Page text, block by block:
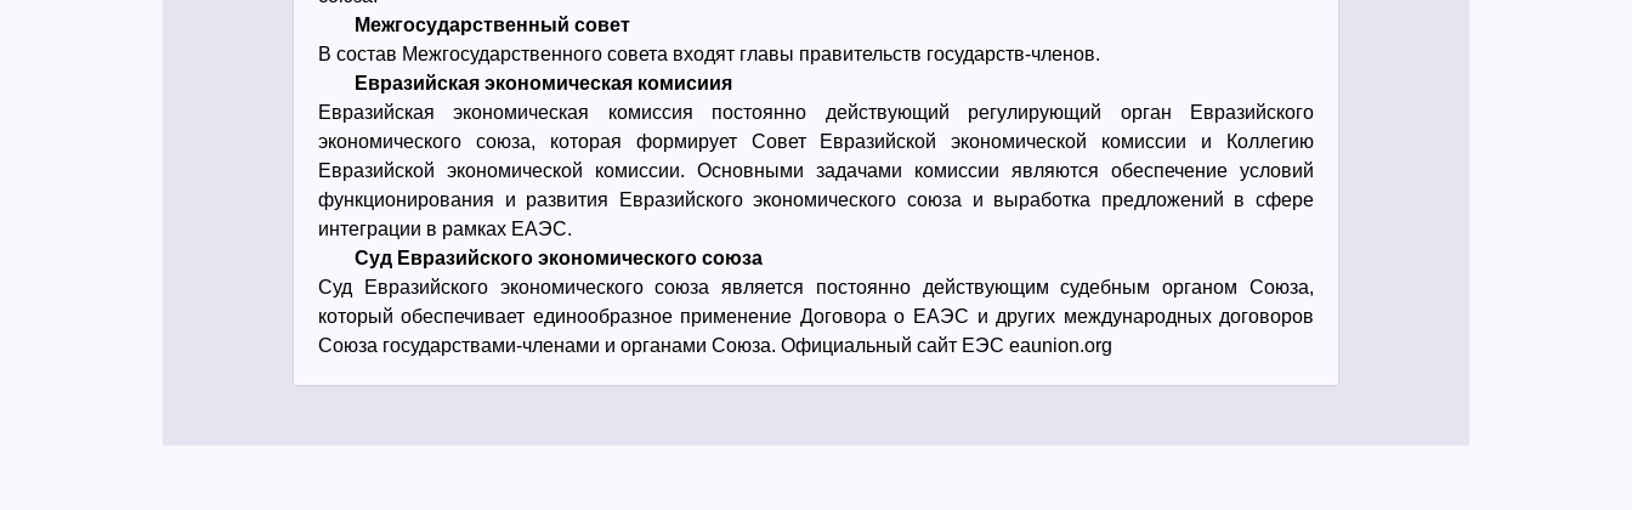
Межгосударственный совет
В состав Межгосударственного совета входят главы правительств государств-членов.
Евразийская экономическая комисиия
Евразийская экономическая комиссия постоянно действующий регулирующий орган Евразийского
экономического союза, которая формирует Совет Евразийской экономической комиссии и Коллегию
Евразийской экономической комиссии. Основными задачами комиссии являются обеспечение условий
функционирования и развития Евразийского экономического союза и выработка предложений в сфере
интеграции в рамках ЕАЭС.
Суд Евразийского экономического союза
Суд Евразийского экономического союза является постоянно действующим судебным органом Союза,
который обеспечивает единообразное применение Договора о ЕАЭС и других международных договоров
Союза государствами-членами и органами Союза. Официальный сайт ЕЭС eaunion.org